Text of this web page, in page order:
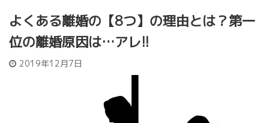
よくある離婚の【8つ】の理由とは？第一
位の離婚原因は…アレ!!
2019年12月7日